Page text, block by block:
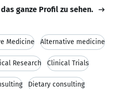
ganze Profil zu sehen.
Medicine Alternative medicine
Research Clinical Trials
Dietary consulting